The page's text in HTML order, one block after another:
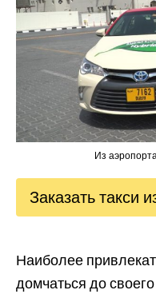
Из
Заказать такси
Наиболее
домчаться до